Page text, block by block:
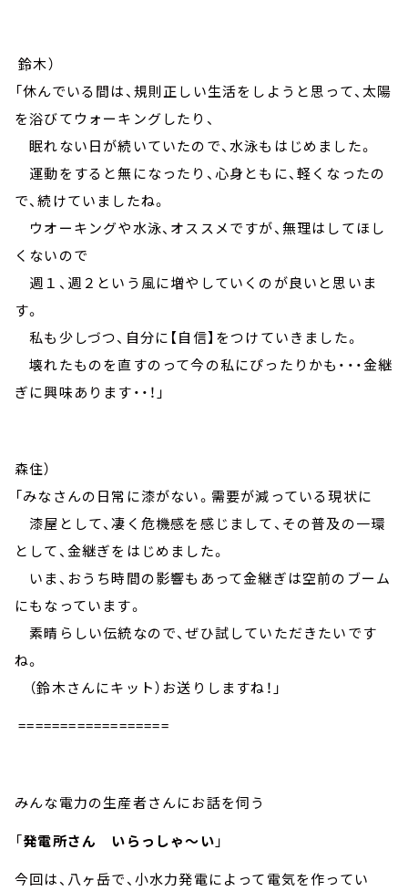
鈴木）
「休んでいる間は、規則正しい生活をしようと思って、太陽
を浴びてウォーキングしたり、
眠れない日が続いていたので、水泳もはじめました。
運動をすると無になったり、心身ともに、軽くなったの
で、続けていましたね。
ウオーキングや水泳、オススメですが、無理はしてほし
くないので
週１、週２という風に増やしていくのが良いと思いま
す。
私も少しづつ、自分に【自信】をつけていきました。
壊れたものを直すのって今の私にぴったりかも・・・金継
ぎに興味あります・・！」
森住）
「みなさんの日常に漆がない。需要が減っている現状に
漆屋として、凄く危機感を感じまして、その普及の一環
として、金継ぎをはじめました。
いま、おうち時間の影響もあって金継ぎは空前のブーム
にもなっています。
素晴らしい伝統なので、ぜひ試していただきたいです
ね。
（鈴木さんにキット）お送りしますね！」
==================
みんな電力の生産者さんにお話を伺う
「発電所さん いらっしゃ～い 」
今回は、八ヶ岳で、小水力発電によって電気を作ってい